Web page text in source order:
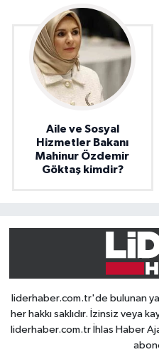
Aile ve Sosyal
Hizmetler Bakanı
Mahinur Özdemir
Göktaş kimdir?
liderhaber.com.tr'de bulunan
her hakkı saklıdır. İzinsiz veya
liderhaber.com.tr İhlas Haber